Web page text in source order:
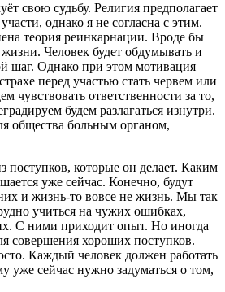
свою судьбу. Религия предполагает
однако я не согласна с этим.
теория реинкарнации. Вроде бы
Человек будет обдумывать и
шаг. Однако при этом мотивация
перед участью стать червем или
чувствовать ответственности за то,
будем разлагаться изнутри.
общества больным органом,
поступков, которые он делает. Каким
уже сейчас. Конечно, будут
и жизнь-то вовсе не жизнь. Мы так
учиться на чужих ошибках,
С ними приходит опыт. Но иногда
совершения хороших поступков.
Каждый человек должен работать
уже сейчас нужно задуматься о том,